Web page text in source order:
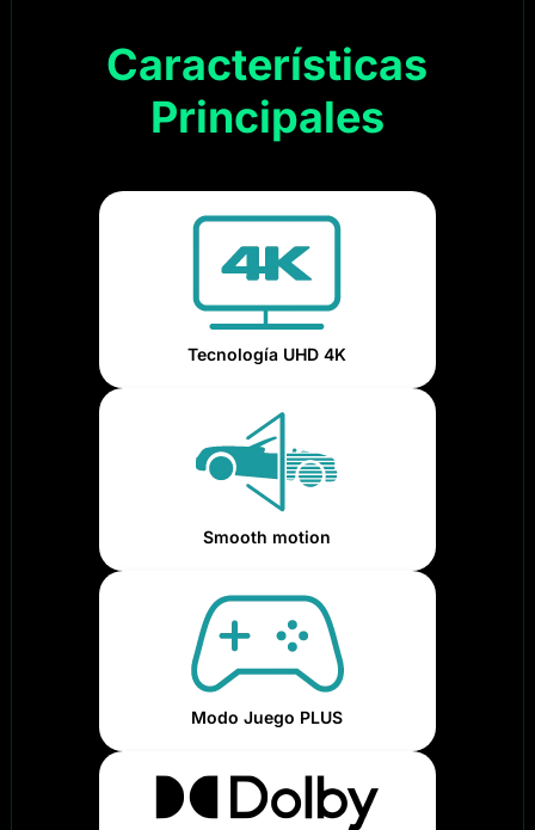
Características
Principales
Tecnología UHD 4K
Smooth motion
Modo Juego PLUS